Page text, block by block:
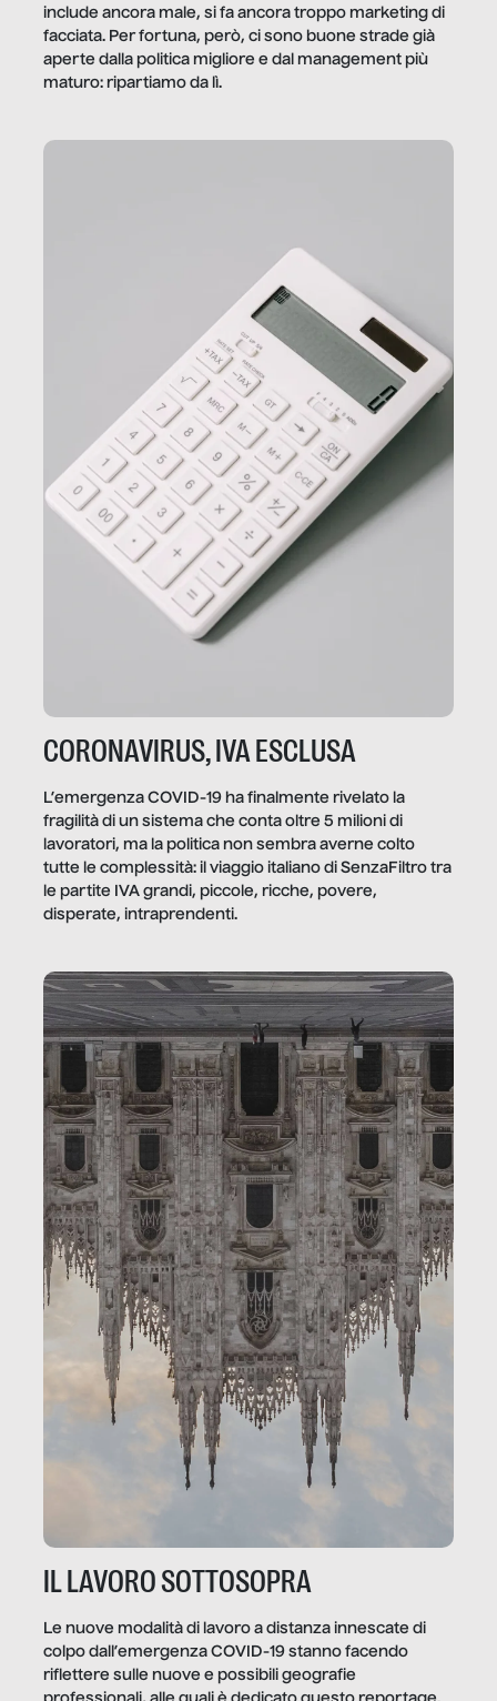
include ancora male, si fa ancora troppo marketing di
facciata. Per fortuna, però, ci sono buone strade già
aperte dalla politica migliore e dal management più
maturo: ripartiamo da lì.
CORONAVIRUS, IVA ESCLUSA
L’emergenza COVID-19 ha finalmente rivelato la
fragilità di un sistema che conta oltre 5 milioni di
lavoratori, ma la politica non sembra averne colto
tutte le complessità: il viaggio italiano di SenzaFiltro tra
le partite IVA grandi, piccole, ricche, povere,
disperate, intraprendenti.
IL LAVORO SOTTOSOPRA
Le nuove modalità di lavoro a distanza innescate di
colpo dall’emergenza COVID-19 stanno facendo
riflettere sulle nuove e possibili geografie